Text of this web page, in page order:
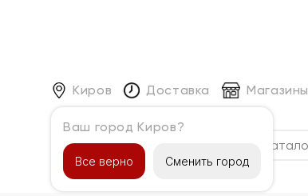
Киров
Ваш город Киров?
Все верно Сменить город
Доставка Магазины
Каталог